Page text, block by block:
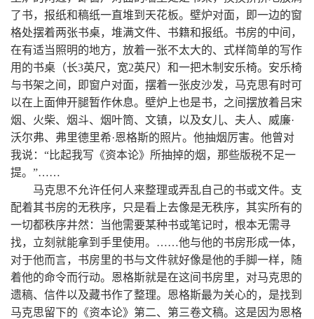
了书，报纸和稿纸一直堆到天花板。壁炉对面，即一边的窗
格处摆着两张书桌，堆满文件、书籍和报纸。书房的中间，
在有适当照明的地方，放着一张不太大的、式样简单的写作
用的书桌（长3英尺，宽2英尺）和一把木制安乐椅。安乐椅
与书架之间，即窗户对面，摆着一张皮沙发，马克思有时可
以在上面伸开腿暂作休息。壁炉上也是书，之间摆放着吕宋
烟、火柴、烟斗、烟叶筒、文镇，以及女儿、夫人、威廉·
沃尔弗、弗里德里希·恩格斯的照片。他抽烟厉害。他曾对
我说：“比起我写《资本论》所抽掉的烟，那些版税不足一
提。”……
马克思不允许任何人来整理或弄乱自己的书或文件。支
配着其书房的无秩序，只是看上去像是无秩序，其实所有的
一切都秩序井然：当他需要某种书或笔记时，根本无需寻
找，立刻就能拿到手里使用。……他与他的书房形成一体，
对于他而言，书房里的书与文件就好像是他的手脚一样，随
着他的命令而行动。恩格斯就是在这间书房里，对马克思的
遗稿、信件以及藏书作了整理。恩格斯最为关心的，是找到
马克思留下的《资本论》第二、第三卷文稿。这是因为恩格